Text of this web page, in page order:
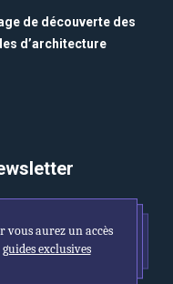
de découverte des
d’architecture
aurez un accès
guides exclusives